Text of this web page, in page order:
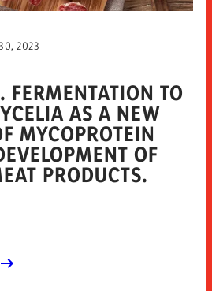
FERMENTATION TO
AS A NEW
MYCOPROTEIN
OF
PRODUCTS.
2023